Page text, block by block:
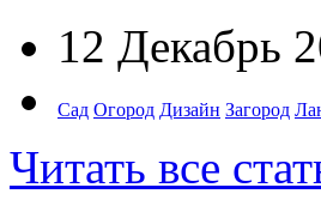
12 Декабрь
Сад Огород Дизайн Загород
Читать все